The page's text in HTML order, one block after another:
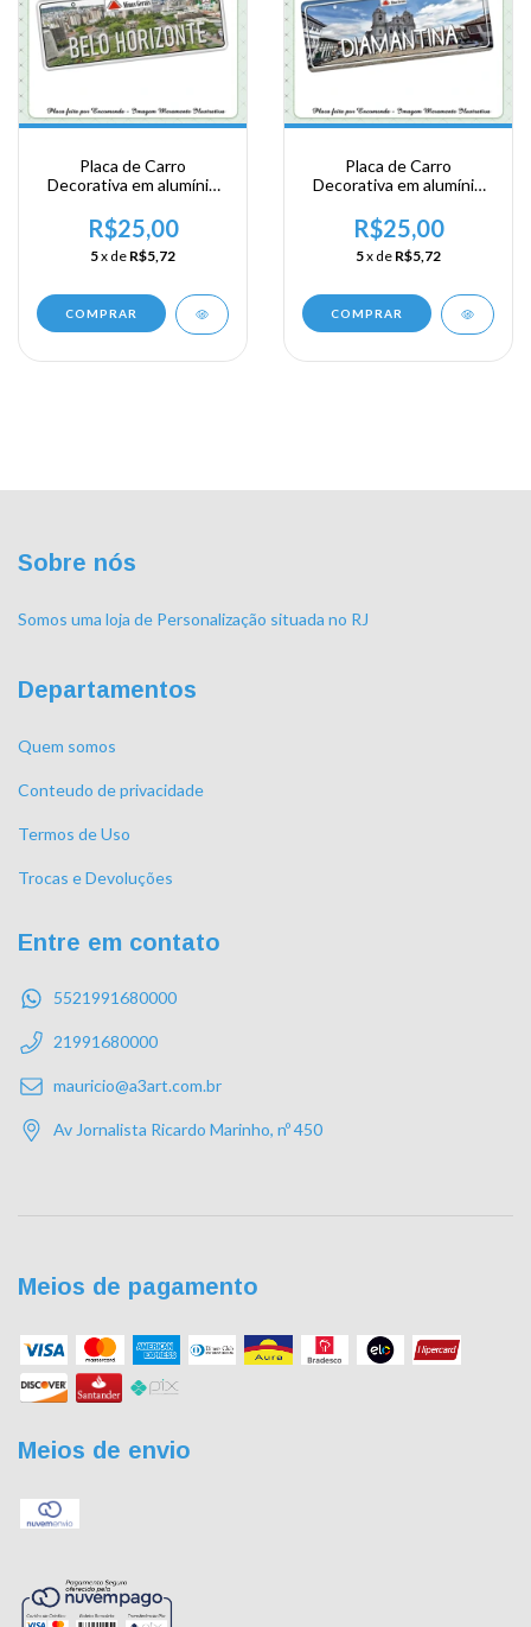
Placa de Carro
Decorativa em alumínio
Sudeste - Minas Gerais -
Belo Horizonte
R$25,00
5x de R$5,72
COMPRAR
Placa de Carro
Decorativa em alumínio
Sudeste - Minas Gerais -
Diamantina
R$25,00
5x de R$5,72
COMPRAR
Sobre nós
Somos uma loja de Personalização situada no RJ
Departamentos
Quem somos
Conteudo de privacidade
Termos de Uso
Trocas e Devoluções
Entre em contato
5521991680000
21991680000
mauricio@a3art.com.br
Av Jornalista Ricardo Marinho, nº 450
Meios de pagamento
Meios de envio